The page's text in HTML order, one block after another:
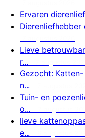
Ervaren
Dierenliefhebber
Lieve
r...
Gezocht:
n...
Tuin- en
o...
lieve
e...